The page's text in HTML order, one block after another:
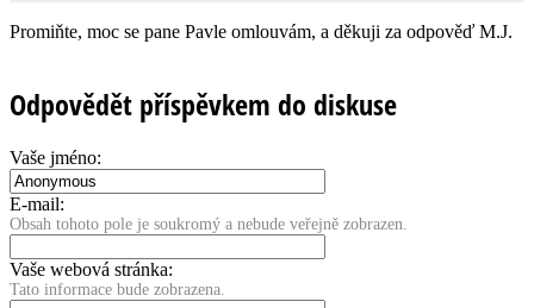
Promiňte, moc se pane Pavle omlouvám, a děkuji za odpověď M.J.
Odpovědět příspěvkem do diskuse
Vaše jméno:
E-mail:
Obsah tohoto pole je soukromý a nebude veřejně zobrazen.
Vaše webová stránka:
Tato informace bude zobrazena.